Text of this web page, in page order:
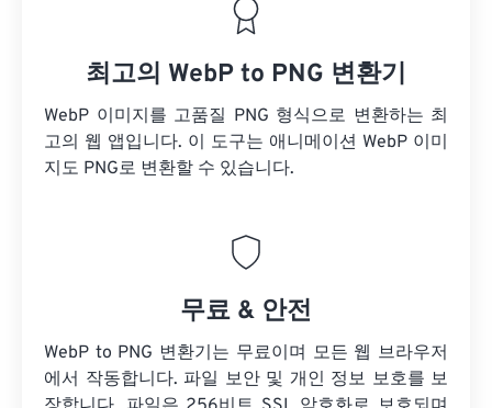
최고의 WebP to PNG 변환기
WebP 이미지를 고품질 PNG 형식으로 변환하는 최
고의 웹 앱입니다. 이 도구는 애니메이션 WebP 이미
지도 PNG로 변환할 수 있습니다.
무료 & 안전
WebP to PNG 변환기는 무료이며 모든 웹 브라우저
에서 작동합니다. 파일 보안 및 개인 정보 보호를 보